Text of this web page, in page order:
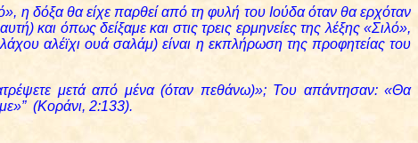
η δόξα θα είχε παρθεί από τη φυλή του Ιούδα όταν θα ερχόταν
και όπως δείξαμε και στις τρεις ερμηνείες της λέξης «Σιλό»,
αλέϊχι ουά σαλάμ) είναι η εκπλήρωση της προφητείας του
μετά από μένα (όταν πεθάνω)»; Του απάντησαν: «Θα
(Κοράνι, 2:133).